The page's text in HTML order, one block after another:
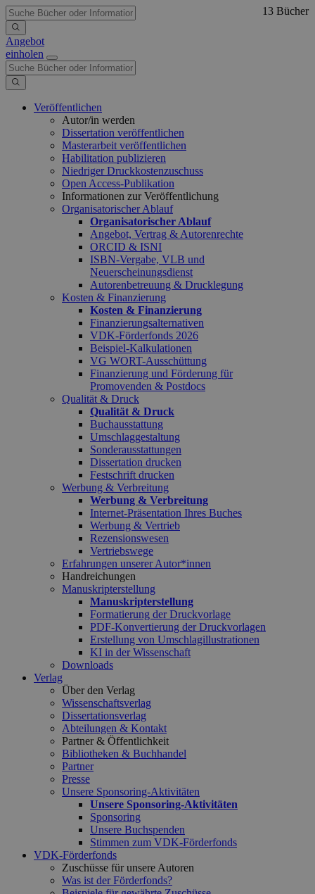
Angebot
einholen
Veröffentlichen
Autor/in werden
Dissertation veröffentlichen
Masterarbeit veröffentlichen
Habilitation publizieren
Niedriger Druckkostenzuschuss
Open Access-Publikation
Informationen zur Veröffentlichung
Organisatorischer Ablauf
Organisatorischer Ablauf
Angebot, Vertrag & Autorenrechte
ORCID & ISNI
ISBN-Vergabe, VLB und
Neuerscheinungsdienst
Autorenbetreuung & Drucklegung
Kosten & Finanzierung
Kosten & Finanzierung
Finanzierungsalternativen
VDK-Förderfonds 2026
Beispiel-Kalkulationen
VG WORT-Ausschüttung
Finanzierung und Förderung für
Promovenden & Postdocs
Qualität & Druck
Qualität & Druck
Buchausstattung
Umschlaggestaltung
Sonderausstattungen
Dissertation drucken
Festschrift drucken
Werbung & Verbreitung
Werbung & Verbreitung
Internet-Präsentation Ihres Buches
Werbung & Vertrieb
Rezensionswesen
Vertriebswege
Erfahrungen unserer Autor*innen
Handreichungen
Manuskripterstellung
Manuskripterstellung
Formatierung der Druckvorlage
PDF-Konvertierung der Druckvorlagen
Erstellung von Umschlagillustrationen
KI in der Wissenschaft
Downloads
Verlag
Über den Verlag
Wissenschaftsverlag
Dissertationsverlag
Abteilungen & Kontakt
Partner & Öffentlichkeit
Bibliotheken & Buchhandel
Partner
Presse
Unsere Sponsoring-Aktivitäten
Unsere Sponsoring-Aktivitäten
Sponsoring
Unsere Buchspenden
Stimmen zum VDK-Förderfonds
VDK-Förderfonds
Zuschüsse für unsere Autoren
Was ist der Förderfonds?
13 Bücher